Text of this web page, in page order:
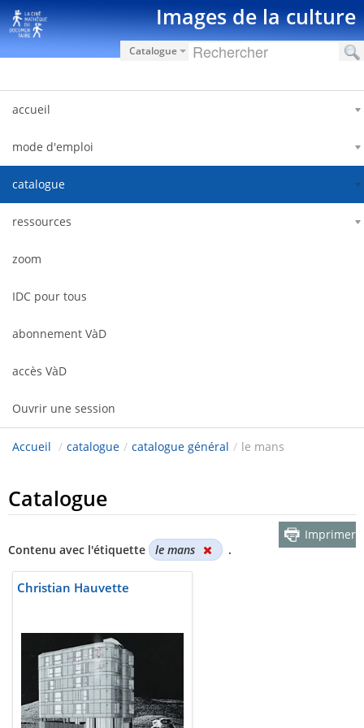
Saut au contenu Images de la culture
Catalogue
accueil
mode d'emploi
catalogue
ressources
zoom
IDC pour tous
abonnement VàD
accès VàD
Ouvrir une session
Accueil / catalogue / catalogue général / le mans
Catalogue
Contenu avec l'étiquette le mans .
Imprimer
Christian Hauvette